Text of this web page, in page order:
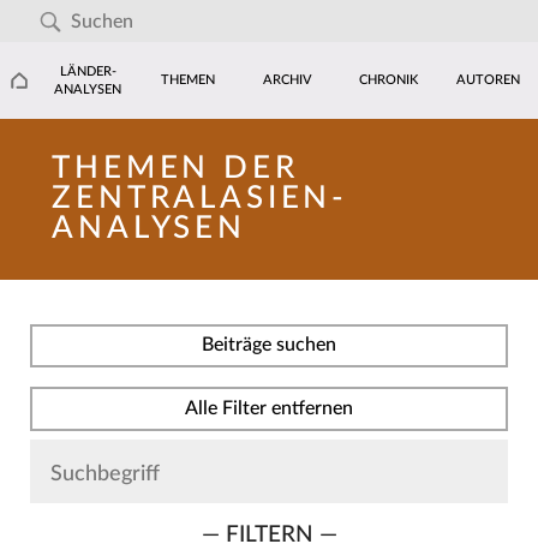
LÄNDER-
ANALYSEN
THEMEN ARCHIV CHRONIK AUTOREN
THEMEN DER
ZENTRALASIEN-
ANALYSEN
Beiträge suchen
Alle Filter entfernen
— FILTERN —